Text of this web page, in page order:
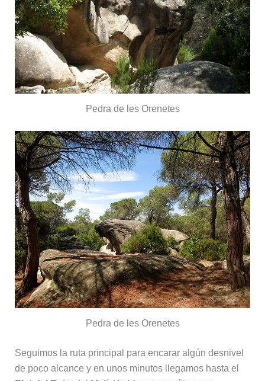
Pedra de les Orenetes
Pedra de les Orenetes
Seguimos la ruta principal para encarar algún desnivel
de poco alcance y en unos minutos llegamos hasta el